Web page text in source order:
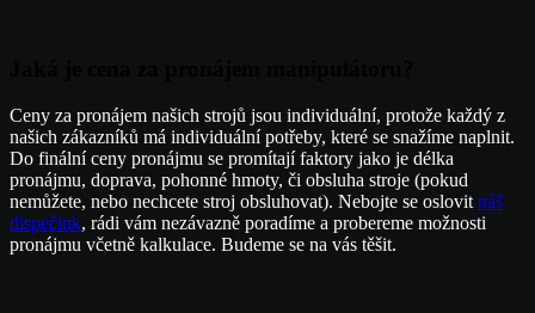
Ceny za pronájem našich strojů jsou individuální, protože každý z
našich zákazníků má individuální potřeby, které se snažíme naplnit.
Do finální ceny pronájmu se promítají faktory jako je délka
pronájmu, doprava, pohonné hmoty, či obsluha stroje (pokud
nemůžete, nebo nechcete stroj obsluhovat). Nebojte se oslovit náš
dispečink, rádi vám nezávazně poradíme a probereme možnosti
pronájmu včetně kalkulace. Budeme se na vás těšit.